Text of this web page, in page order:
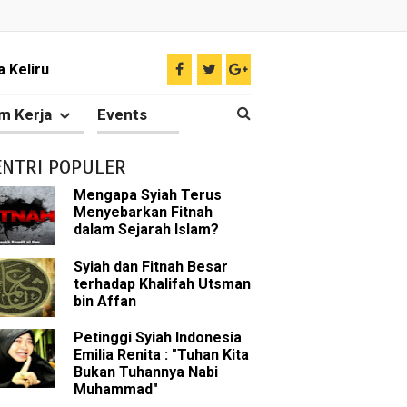
Keliru
tentang Ahlul Bait
Para Sahabat
Ilmu Ghaib?
Nabi Pengkhianat?
Nabi
Sunni
Kerja Events
POPULER
Mengapa Syiah Terus
Menyebarkan Fitnah
dalam Sejarah Islam?
Syiah dan Fitnah Besar
terhadap Khalifah Utsman
bin Affan
Petinggi Syiah Indonesia
Emilia Renita : "Tuhan Kita
Bukan Tuhannya Nabi
Muhammad"